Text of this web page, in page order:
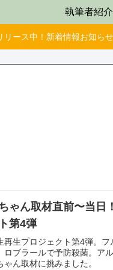
執筆者紹介
リース中！新着情報お知ら
ゃん取材直前〜当日
第4弾
再生プロジェクト第4弾。
ロブラールで予防殺菌。ア
ゃん取材に挑みました。